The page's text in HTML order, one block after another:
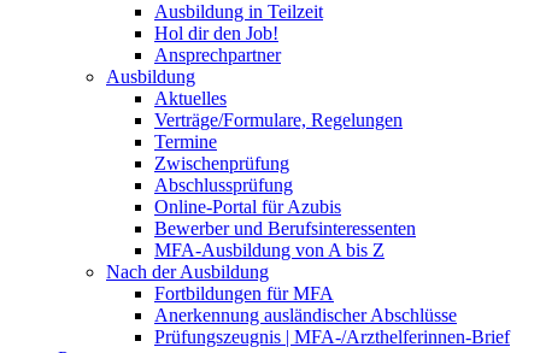
Ausbildung in Teilzeit
Hol dir den Job!
Ansprechpartner
Ausbildung
Aktuelles
Verträge/Formulare, Regelungen
Termine
Zwischenprüfung
Abschlussprüfung
Online-Portal für Azubis
Bewerber und Berufsinteressenten
MFA-Ausbildung von A bis Z
Nach der Ausbildung
Fortbildungen für MFA
Anerkennung ausländischer Abschlüsse
Prüfungszeugnis | MFA-/Arzthelferinnen-Brief